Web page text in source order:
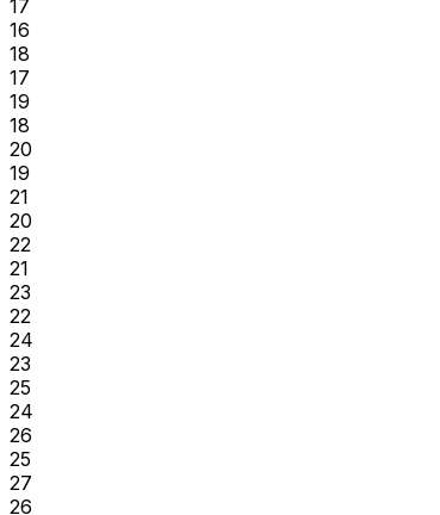
17
16
18
17
19
18
20
19
21
20
22
21
23
22
24
23
25
24
26
25
27
26